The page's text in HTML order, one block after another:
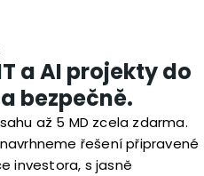
a AI projekty do
bezpečně.
až 5 MD zcela zdarma.
řešení připravené
investora, s jasně